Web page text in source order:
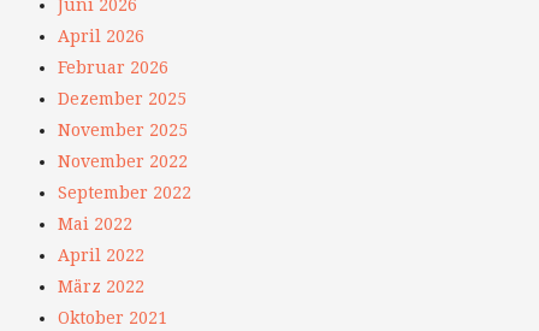
Juni 2026
April 2026
Februar 2026
Dezember 2025
November 2025
November 2022
September 2022
Mai 2022
April 2022
März 2022
Oktober 2021